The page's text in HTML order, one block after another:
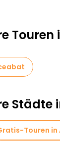
Städte
Touren in